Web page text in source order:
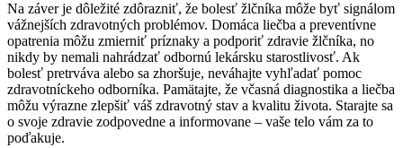
Na záver je dôležité zdôrazniť, že bolesť žlčníka môže byť signálom
vážnejších zdravotných problémov. Domáca liečba a preventívne
opatrenia môžu zmierniť príznaky a podporiť zdravie žlčníka, no
nikdy by nemali nahrádzať odbornú lekársku starostlivosť. Ak
bolesť pretrváva alebo sa zhoršuje, neváhajte vyhľadať pomoc
zdravotníckeho odborníka. Pamätajte, že včasná diagnostika a liečba
môžu výrazne zlepšiť váš zdravotný stav a kvalitu života. Starajte sa
o svoje zdravie zodpovedne a informovane – vaše telo vám za to
poďakuje.